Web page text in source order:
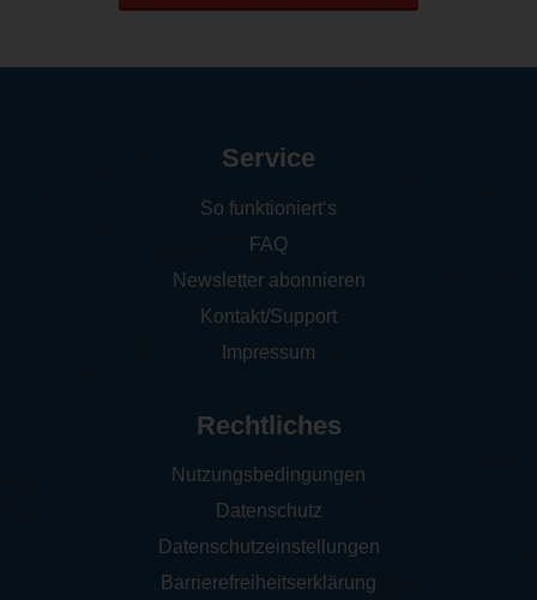
Service
So funktioniert‘s
FAQ
Newsletter abonnieren
Kontakt/Support
Impressum
Rechtliches
Nutzungsbedingungen
Datenschutz
Datenschutzeinstellungen
Barrierefreiheitserklärung